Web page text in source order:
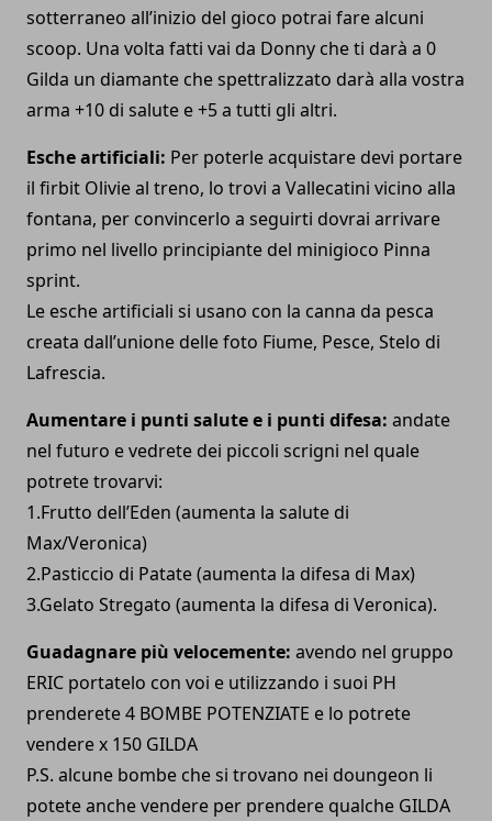
sotterraneo all’inizio del gioco potrai fare alcuni
scoop. Una volta fatti vai da Donny che ti darà a 0
Gilda un diamante che spettralizzato darà alla vostra
arma +10 di salute e +5 a tutti gli altri.
Esche artificiali: Per poterle acquistare devi portare
il firbit Olivie al treno, lo trovi a Vallecatini vicino alla
fontana, per convincerlo a seguirti dovrai arrivare
primo nel livello principiante del minigioco Pinna
sprint.
Le esche artificiali si usano con la canna da pesca
creata dall’unione delle foto Fiume, Pesce, Stelo di
Lafrescia.
Aumentare i punti salute e i punti difesa: andate
nel futuro e vedrete dei piccoli scrigni nel quale
potrete trovarvi:
1.Frutto dell’Eden (aumenta la salute di
Max/Veronica)
2.Pasticcio di Patate (aumenta la difesa di Max)
3.Gelato Stregato (aumenta la difesa di Veronica).
Guadagnare più velocemente: avendo nel gruppo
ERIC portatelo con voi e utilizzando i suoi PH
prenderete 4 BOMBE POTENZIATE e lo potrete
vendere x 150 GILDA
P.S. alcune bombe che si trovano nei doungeon li
potete anche vendere per prendere qualche GILDA